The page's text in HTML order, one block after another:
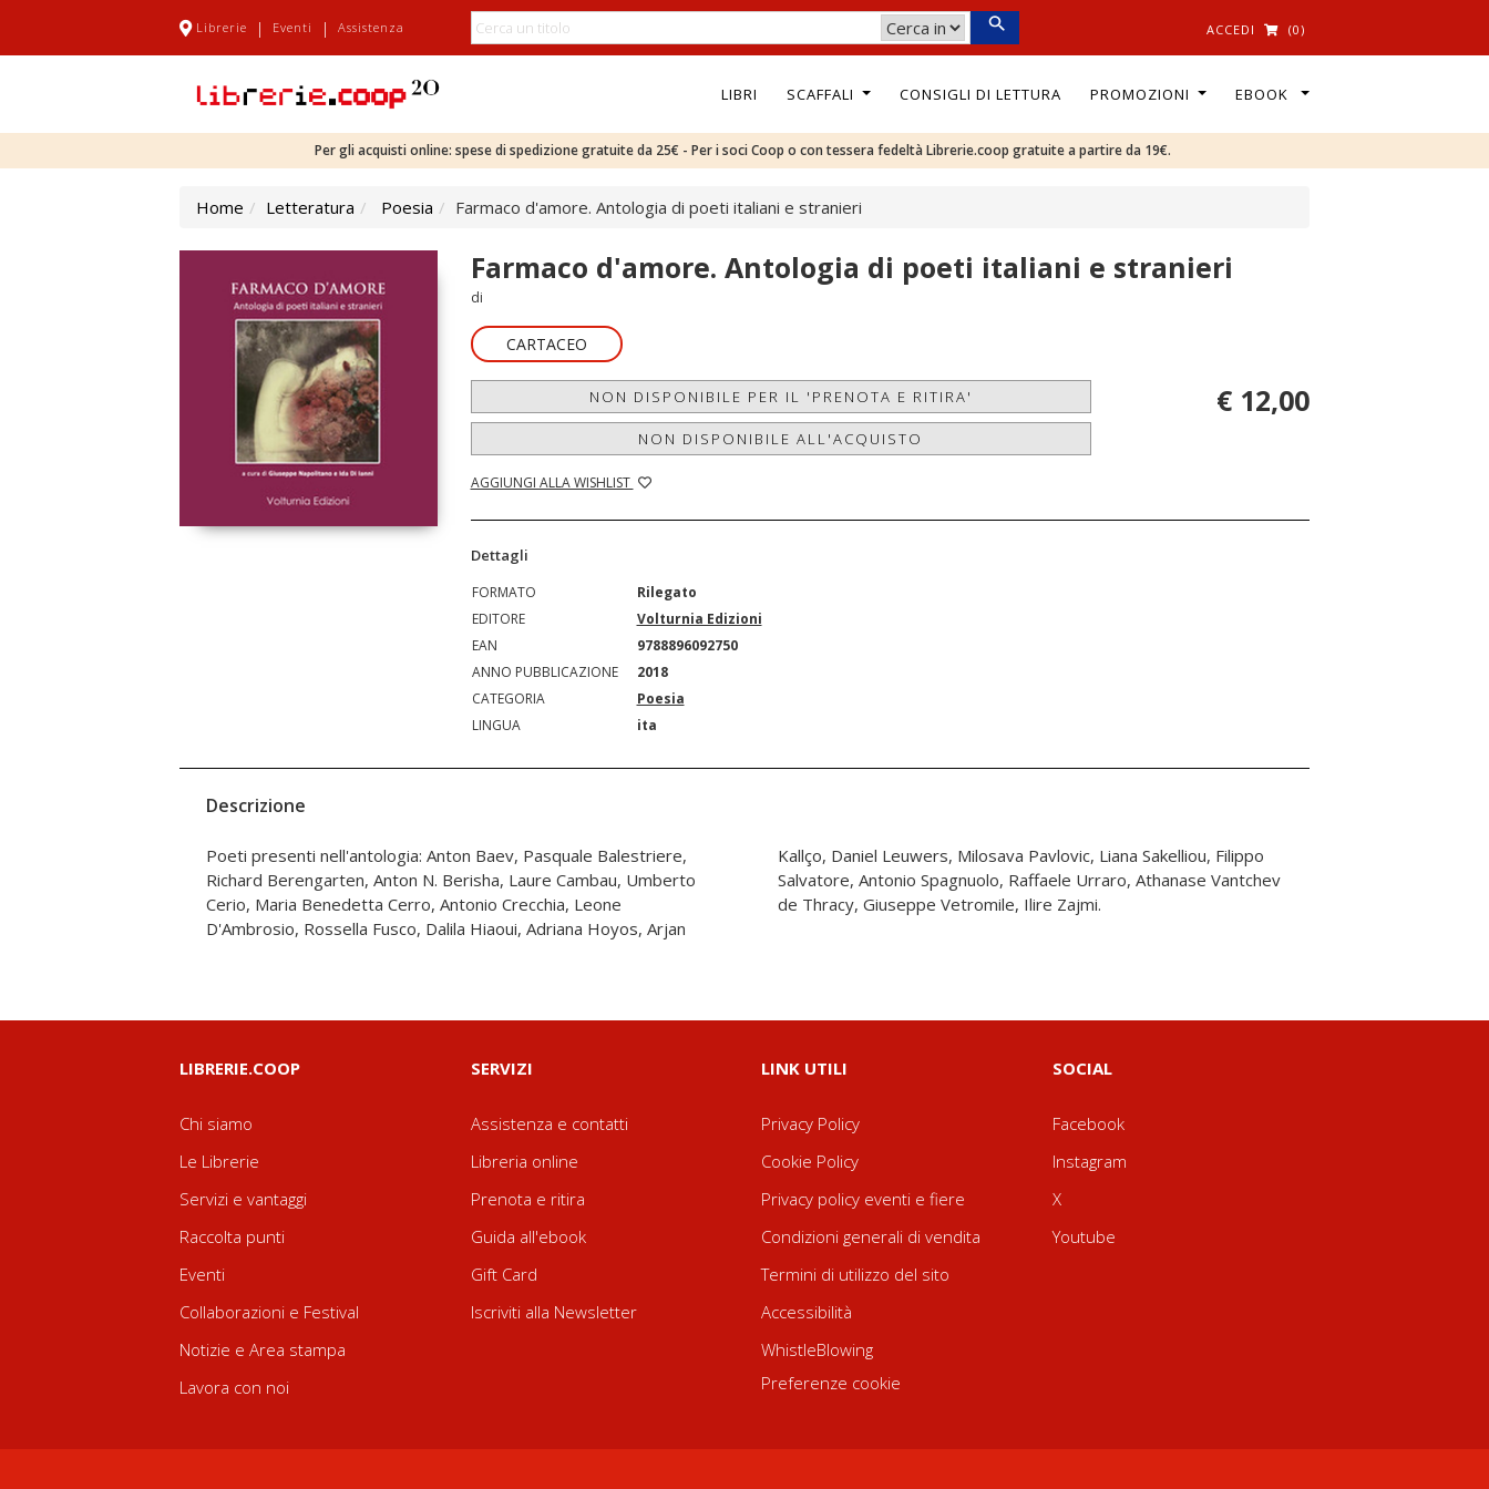
Librerie | Eventi | Assistenza ACCEDI (0)
LIBRI SCAFFALI CONSIGLI DI LETTURA PROMOZIONI EBOOK
Per gli acquisti online: spese di spedizione gratuite da 25€ - Per i soci Coop o con tessera fedeltà Librerie.coop gratuite a partire da 19€.
Home Letteratura Poesia Farmaco d'amore. Antologia di poeti italiani e stranieri
Farmaco d'amore. Antologia di poeti italiani e stranieri
di
CARTACEO
NON DISPONIBILE PER IL 'PRENOTA E RITIRA'
NON DISPONIBILE ALL'ACQUISTO
AGGIUNGI ALLA WISHLIST
€ 12,00
Dettagli
FORMATO
Rilegato
EDITORE
Volturnia Edizioni
EAN
9788896092750
ANNO PUBBLICAZIONE
2018
CATEGORIA
Poesia
LINGUA
ita
Descrizione
Poeti presenti nell'antologia: Anton Baev, Pasquale Balestriere,
Richard Berengarten, Anton N. Berisha, Laure Cambau, Umberto
Cerio, Maria Benedetta Cerro, Antonio Crecchia, Leone
D'Ambrosio, Rossella Fusco, Dalila Hiaoui, Adriana Hoyos, Arjan
Kallço, Daniel Leuwers, Milosava Pavlovic, Liana Sakelliou, Filippo
Salvatore, Antonio Spagnuolo, Raffaele Urraro, Athanase Vantchev
de Thracy, Giuseppe Vetromile, Ilire Zajmi.
LIBRERIE.COOP
Chi siamo
Le Librerie
Servizi e vantaggi
Raccolta punti
Eventi
Collaborazioni e Festival
Notizie e Area stampa
Lavora con noi
SERVIZI
Assistenza e contatti
Libreria online
Prenota e ritira
Guida all'ebook
Gift Card
Iscriviti alla Newsletter
LINK UTILI
Privacy Policy
Cookie Policy
Privacy policy eventi e fiere
Condizioni generali di vendita
Termini di utilizzo del sito
Accessibilità
WhistleBlowing
Preferenze cookie
SOCIAL
Facebook
Instagram
X
Youtube